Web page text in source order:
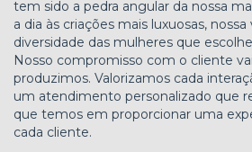
tem sido a pedra angular da nossa
a dia às criações mais luxuosas,
diversidade das mulheres que
Nosso compromisso com o cliente
produzimos. Valorizamos cada
um atendimento personalizado que
que temos em proporcionar uma
cada cliente.